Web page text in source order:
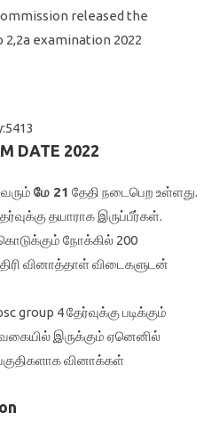
released the
examination 2022
DATE 2022
வரும்மே 21 தேதி நடைபெற உள்ளது.
தயாராக இருப்பீர்கள்.
நோக்கில் 200
வினாத்தாள் விடைகளுடன்
group 4 தேர்வுக்கு படிக்கும்
இருக்கும் ஏனெனில்
வினாக்கள்